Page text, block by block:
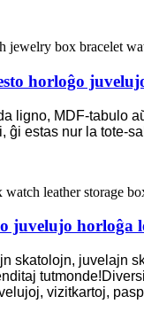
horloĝo
ligno, MDF-tabulo
ĝi estas nur la tote-
juvelujo horloĝa
skatolojn, juvelajn
vizitkartoj,